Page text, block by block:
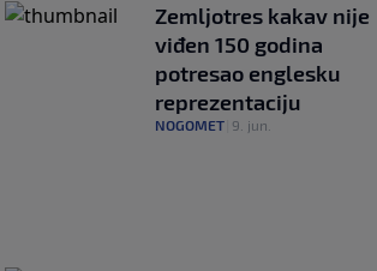
Zemljotres kakav nije
viđen 150 godina
potresao englesku
reprezentaciju
NOGOMET 9. jun.